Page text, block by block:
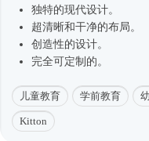
独特的现代设计。
超清晰和干净的布局。
创造性的设计。
完全可定制的。
儿童教育 学前教育
Kitton